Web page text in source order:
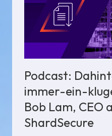
Podcast:
immer-ein-
Bob Lam, CEO
ShardSecure